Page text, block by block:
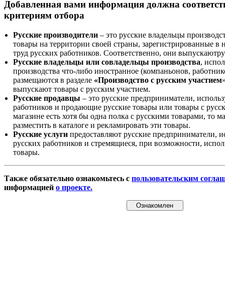
Добавленная вами информация должна
критериям отбора
Русские производители – это русские владельцы
товары на территории своей страны, зарегистрированные
труд русских работников. Соответственно, они
Русские владельцы или совладельцы производства,
производства что-либо иностранное (компаньонов,
размещаются в разделе «Производство с русским участием
выпускают товары с русским участием.
Русские продавцы – это русские предприниматели,
работников и продающие русские товары или товары с
магазине есть хотя бы одна полка с русскими товарами, то
разместить в каталоге и рекламировать эти товары.
Русские услуги предоставляют русские предприниматели,
русских работников и стремящиеся, при возможности,
товары.
Также обязательно ознакомьтесь с пользовательским
информацией о проекте.
Ознакомлен